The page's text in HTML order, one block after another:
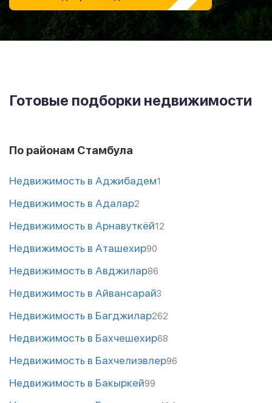
Готовые подборки недвижимости
По районам Стамбула
Недвижимость в Аджибадем1
Недвижимость в Адалар2
Недвижимость в Арнавуткёй12
Недвижимость в Аташехир90
Недвижимость в Авджилар86
Недвижимость в Айвансарай3
Недвижимость в Багджилар262
Недвижимость в Бахчешехир68
Недвижимость в Бахчелиэвлер96
Недвижимость в Бакыркей99